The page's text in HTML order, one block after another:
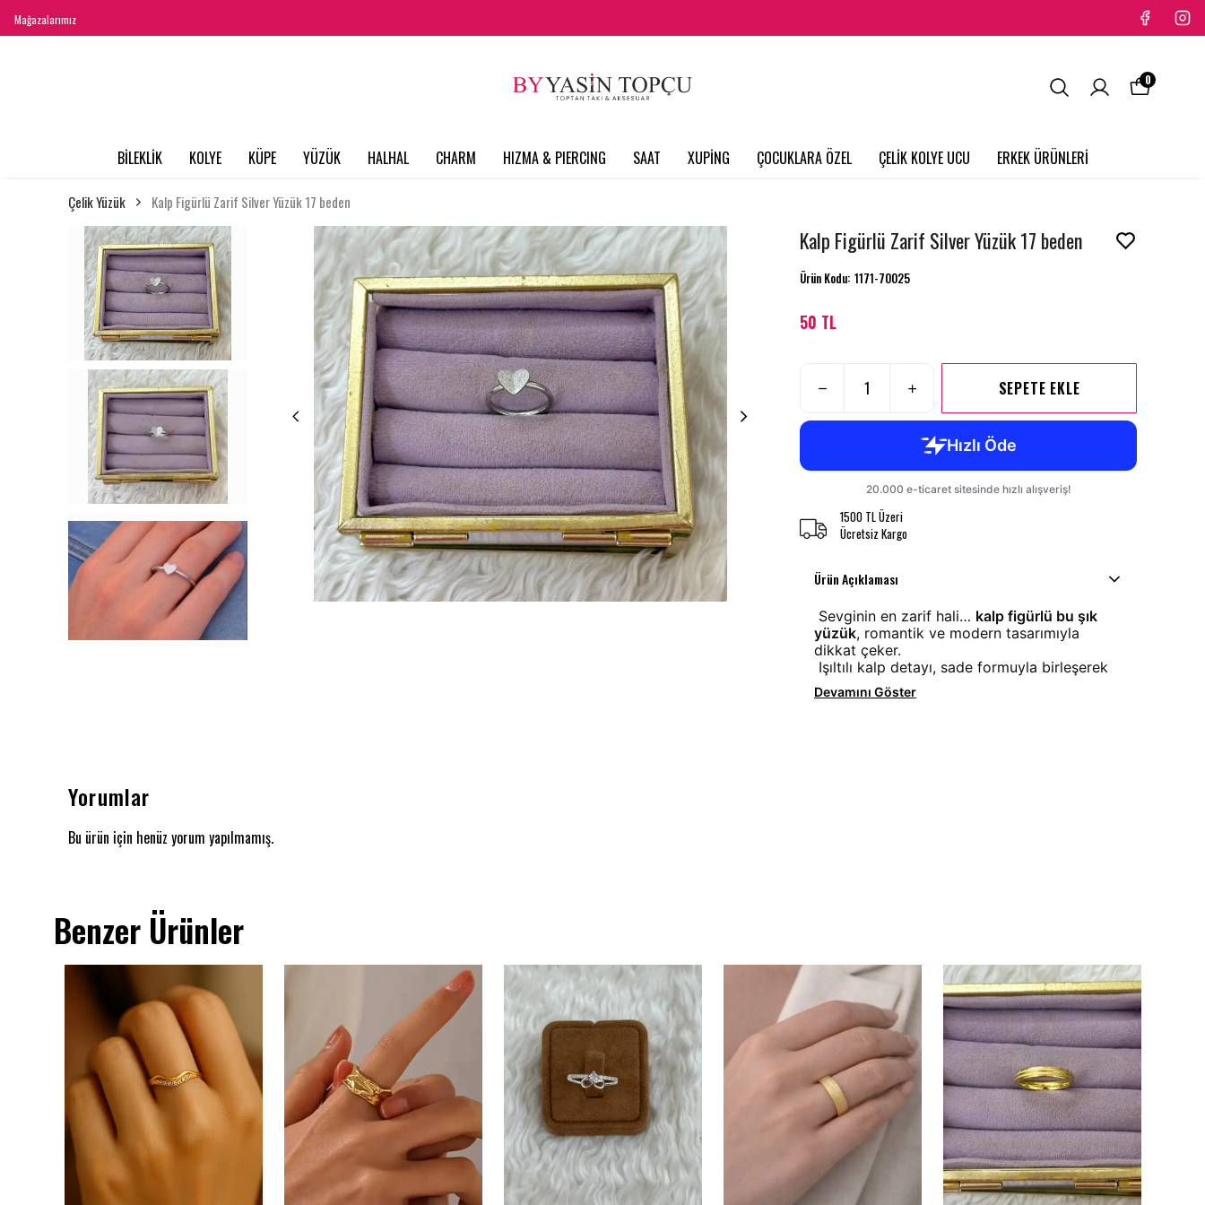
Mağazalarımız
BİLEKLİK KOLYE KÜPE YÜZÜK HALHAL CHARM HIZMA & PIERCING SAAT XUPİNG ÇOCUKLARA ÖZEL ÇELİK KOLYE UCU ERKEK ÜRÜNLERİ
0
Çelik Yüzük Kalp Figürlü Zarif Silver Yüzük 17 beden
Kalp Figürlü Zarif Silver Yüzük 17 beden
Ürün Kodu: 1171-70025
50 TL
SEPETE EKLE
1500 TL Üzeri
Ücretsiz Kargo
Ürün Açıklaması
Sevginin en zarif hali… kalp figürlü bu şık
yüzük, romantik ve modern tasarımıyla
dikkat çeker.
Işıltılı kalp detayı, sade formuyla birleşerek
Devamını Göster
Yorumlar
Bu ürün için henüz yorum yapılmamış.
Benzer Ürünler